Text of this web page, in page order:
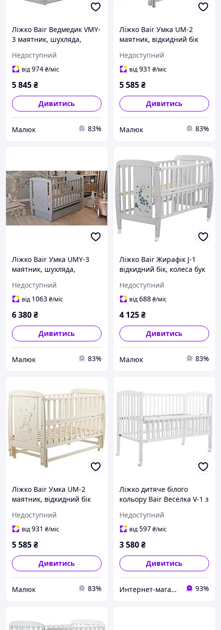
Ліжко Bair Ведмедик VMY-
3 маятник, шухляда,
Недоступний
від974₴/міс
5 845₴
Дивитись
Малюк 83%
Ліжко Bair Умка UM-2
маятник, відкидний бік
Недоступний
від931 ₴/міс
5 585₴
Дивитись
Малюк 83%
Ліжко Bair Умка UMY-3
маятник, шухляда,
Недоступний
від 1063₴/міс
6 380₴
Дивитись
Малюк 83%
Ліжко Bair Жирафік J-1
відкидний бік, колеса бук
Недоступний
від688₴/міс
4 125₴
Дивитись
Малюк 83%
Ліжко Bair Умка UM-2
маятник, відкидний бік
Недоступний
від931 ₴/міс
5 585₴
Дивитись
Малюк 83%
Ліжко дитяче білого
кольору Bair Веселка V-1 з
колесах з буку
Недоступний
від597₴/міс
3 580₴
Дивитись
Интернет-магазин "GLADYS" 93%